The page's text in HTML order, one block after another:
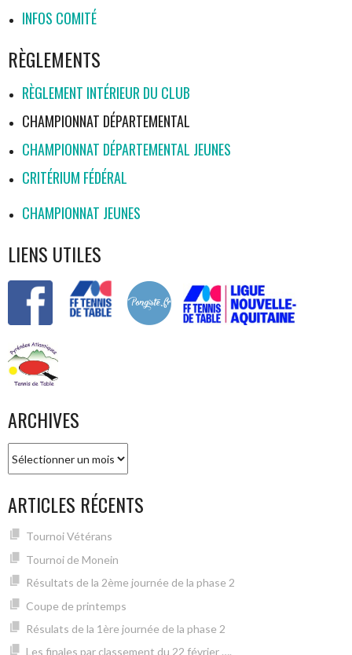
INFOS COMITÉ
RÈGLEMENTS
RÈGLEMENT INTÉRIEUR DU CLUB
CHAMPIONNAT DÉPARTEMENTAL
CHAMPIONNAT DÉPARTEMENTAL JEUNES
CRITÉRIUM FÉDÉRAL
CHAMPIONNAT JEUNES
LIENS UTILES
ARCHIVES
ARTICLES RÉCENTS
Tournoi Vétérans
Tournoi de Monein
Résultats de la 2ème journée de la phase 2
Coupe de printemps
Résulats de la 1ère journée de la phase 2
Les finales par classement du 22 février ….